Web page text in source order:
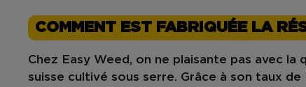
COMMENT EST FABRIQUÉE LA
Chez Easy Weed , on ne plaisante pas avec la
suisse cultivé sous serre. Grâce à son taux de